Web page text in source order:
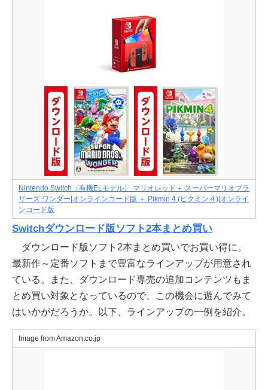
Nintendo Switch（有機ELモデル） マリオレッド＋ スーパーマリオブラ
ザーズ ワンダー|オンラインコード版 ＋ Pikmin 4 (ピクミン４)|オンライ
ンコード版
Switchダウンロード版ソフト2本まとめ買い
ダウンロード版ソフト2本まとめ買いでお買い得に。
最新作～定番ソフトまで豊富なラインアップが用意され
ている。また、ダウンロード専売の追加コンテンツもま
とめ買い対象となっているので、この機会に遊んでみて
はいかがだろうか。以下、ラインアップの一例を紹介。
Image from Amazon.co.jp